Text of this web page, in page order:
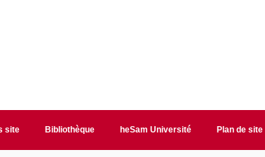
site Bibliothèque heSam Université Plan de site